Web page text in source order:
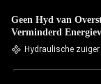
Geen Hyd van
Verminderd
Hydraulische